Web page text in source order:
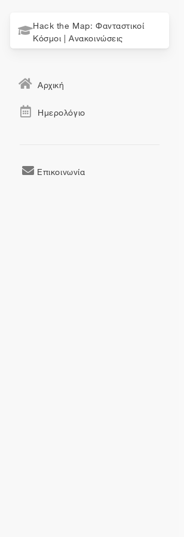
Hack the Map: Φανταστικοί
Κόσμοι | Ανακοινώσεις
Αρχική
Ημερολόγιο
Επικοινωνία